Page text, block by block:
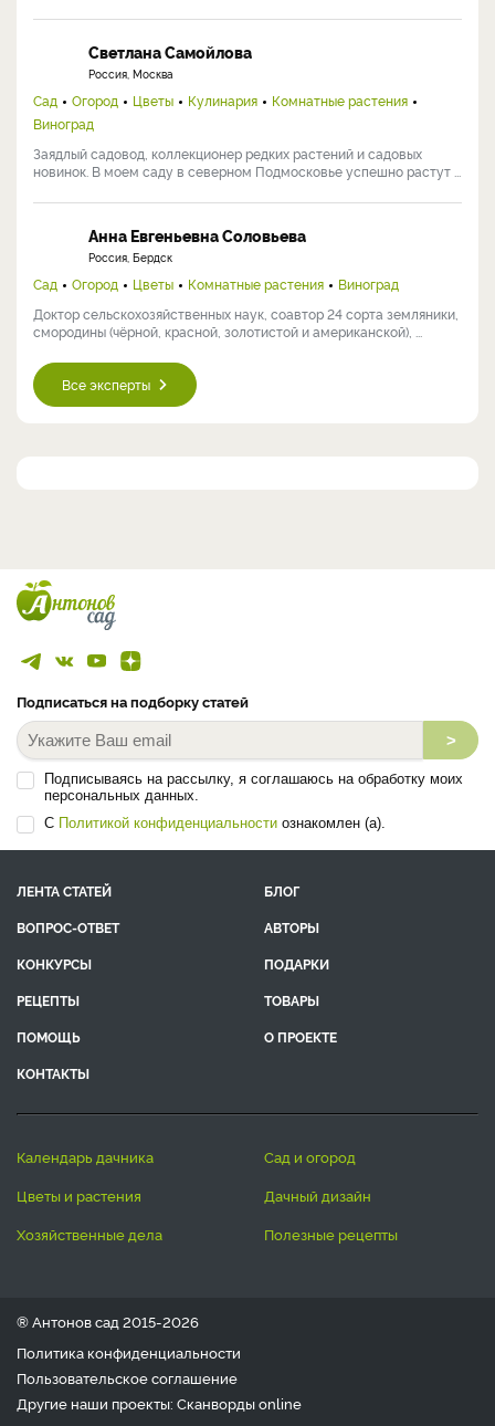
Светлана Самойлова
Россия, Москва
Сад Огород Цветы Кулинария
Комнатные растения
Виноград
Заядлый садовод, коллекционер редких растений и садовых
новинок. В моем саду в северном Подмосковье успешно растут ...
Анна Евгеньевна Соловьева
Россия, Бердск
Сад Огород Цветы Комнатные растения
Виноград
Доктор сельскохозяйственных наук, соавтор 24 сорта земляники,
смородины (чёрной, красной, золотистой и американской), ...
Все эксперты
Подписаться на подборку статей
>
Подписываясь на рассылку, я соглашаюсь на обработку моих
персональных данных.
С Политикой конфиденциальности ознакомлен (а).
ЛЕНТА СТАТЕЙ
БЛОГ
ВОПРОС-ОТВЕТ
АВТОРЫ
КОНКУРСЫ
ПОДАРКИ
РЕЦЕПТЫ
ТОВАРЫ
ПОМОЩЬ
О ПРОЕКТЕ
КОНТАКТЫ
календарь дачника
сад и огород
цветы и растения
дачный дизайн
хозяйственные дела
полезные рецепты
® Антонов сад 2015-2026
Политика конфиденциальности
Пользовательское соглашение
Другие наши проекты: Сканвордыonline